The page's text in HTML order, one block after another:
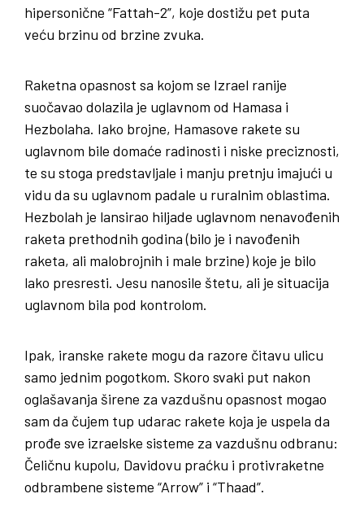
hipersonične “Fattah-2”, koje dostižu pet puta
veću brzinu od brzine zvuka.
Raketna opasnost sa kojom se Izrael ranije
suočavao dolazila je uglavnom od Hamasa i
Hezbolaha. Iako brojne, Hamasove rakete su
uglavnom bile domaće radinosti i niske preciznosti,
te su stoga predstavljale i manju pretnju imajući u
vidu da su uglavnom padale u ruralnim oblastima.
Hezbolah je lansirao hiljade uglavnom nenavođenih
raketa prethodnih godina (bilo je i navođenih
raketa, ali malobrojnih i male brzine) koje je bilo
lako presresti. Jesu nanosile štetu, ali je situacija
uglavnom bila pod kontrolom.
Ipak, iranske rakete mogu da razore čitavu ulicu
samo jednim pogotkom. Skoro svaki put nakon
oglašavanja širene za vazdušnu opasnost mogao
sam da čujem tup udarac rakete koja je uspela da
prođe sve izraelske sisteme za vazdušnu odbranu:
Čeličnu kupolu, Davidovu praćku i protivraketne
odbrambene sisteme “Arrow” i “Thaad”.